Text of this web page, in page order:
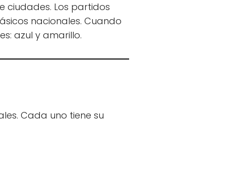
ciudades. Los partidos
nacionales. Cuando
azul y amarillo.
Cada uno tiene su